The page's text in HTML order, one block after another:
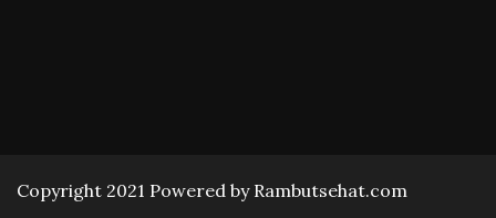
Copyright 2021 Powered by Rambutsehat.com